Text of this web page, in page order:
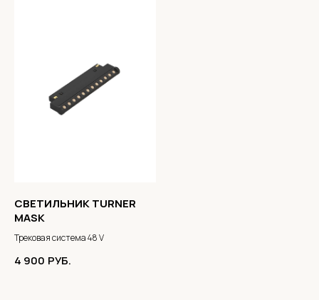
СВЕТИЛЬНИК TURNER
MASK
Трековая система 48 V
4 900 РУБ.